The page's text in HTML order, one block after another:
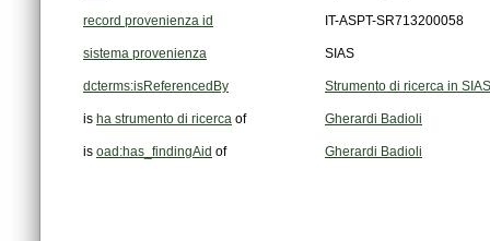
record provenienza id IT-ASPT-SR713200058
sistema provenienza SIAS
dcterms:isReferencedBy Strumento di ricerca in SIAS
is ha strumento di ricerca of Gherardi Badioli
is oad:has_findingAid of Gherardi Badioli